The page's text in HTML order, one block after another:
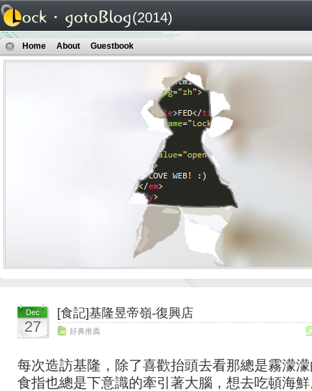
(2014)
Home About Guestbook
Dec
27
[食記]基隆昱帝嶺-復興店
好鼻推薦
每次造訪基隆，除了喜歡抬頭去看那總是霧濛
食指也總是下意識的牽引著大腦，想去吃頓海